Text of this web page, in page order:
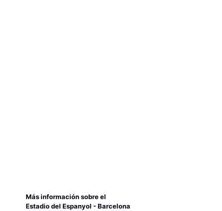
Más información sobre el
Estadio del Espanyol - Barcelona